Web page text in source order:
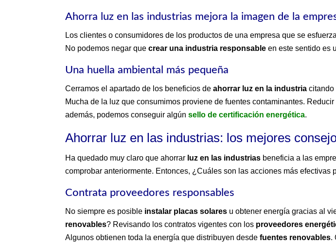
Ahorra luz en las industrias mejora la imagen de la
Los clientes o consumidores de los productos de una empresa que se
No podemos negar quecrear una industria responsable en este sentido es
Una huella ambiental más pequeña
Cerramos el apartado de los beneficios deahorrar luz en la industria citando
Mucha de la luz que consumimos proviene de fuentes contaminantes.
además, podemos conseguir algúnsello de certificación energética.
Ahorrar luz en las industrias: los mejores
Ha quedado muy claro que ahorrar luz en las industrias beneficia a las
comprobar anteriormente. Entonces, ¿Cuáles son las acciones más efectivas
Contrata proveedores responsables
No siempre es posible instalar placas solares u obtener energía gracias al
renovables? Revisando los contratos vigentes con los proveedores
Algunos obtienen toda la energía que distribuyen desdefuentes renovables.